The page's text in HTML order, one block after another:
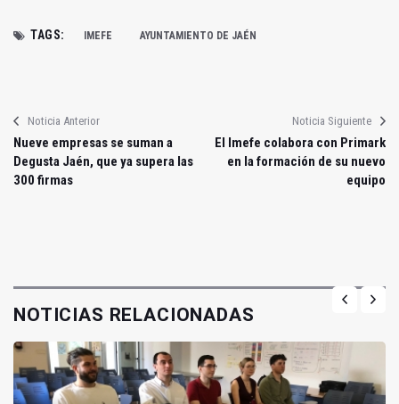
TAGS: IMEFE AYUNTAMIENTO DE JAÉN
Noticia Anterior
Nueve empresas se suman a
Degusta Jaén, que ya supera las
300 firmas
Noticia Siguiente
El Imefe colabora con Primark
en la formación de su nuevo
equipo
NOTICIAS RELACIONADAS